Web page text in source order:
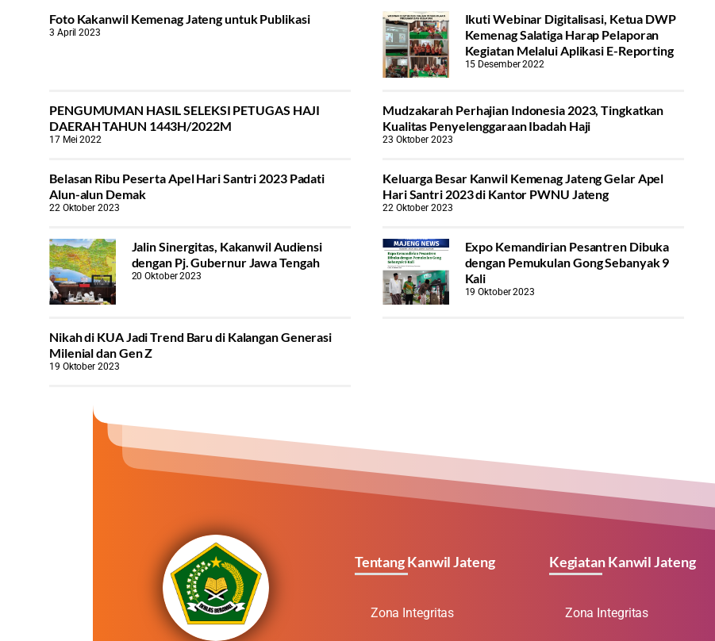
Foto Kakanwil Kemenag Jateng untuk Publikasi
3 April 2023
Ikuti Webinar Digitalisasi, Ketua DWP
Kemenag Salatiga Harap Pelaporan
Kegiatan Melalui Aplikasi E-Reporting
15 Desember 2022
PENGUMUMAN HASIL SELEKSI PETUGAS HAJI
DAERAH TAHUN 1443H/2022M
17 Mei 2022
Mudzakarah Perhajian Indonesia 2023, Tingkatkan
Kualitas Penyelenggaraan Ibadah Haji
23 Oktober 2023
Belasan Ribu Peserta Apel Hari Santri 2023 Padati
Alun-alun Demak
22 Oktober 2023
Keluarga Besar Kanwil Kemenag Jateng Gelar Apel
Hari Santri 2023 di Kantor PWNU Jateng
22 Oktober 2023
Jalin Sinergitas, Kakanwil Audiensi
dengan Pj. Gubernur Jawa Tengah
20 Oktober 2023
Expo Kemandirian Pesantren Dibuka
dengan Pemukulan Gong Sebanyak 9
Kali
19 Oktober 2023
Nikah di KUA Jadi Trend Baru di Kalangan Generasi
Milenial dan Gen Z
19 Oktober 2023
Tentang Kanwil Jateng
Zona Integritas
Kegiatan Kanwil Jateng
Zona Integritas